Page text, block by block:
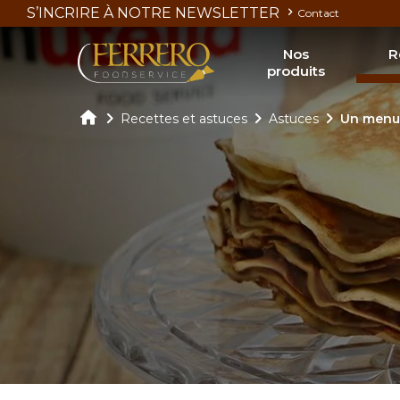
Skip
to
content
Nos
produits
Découvrir nos produits Nutella
Découvrir nos produits Kinder
Découvrir nos glaces
Conditions d'utilisation de la marque
Nos
S’INCRIRE À NOTRE NEWSLETTER Contact
Recettes et astuces Astuces Un